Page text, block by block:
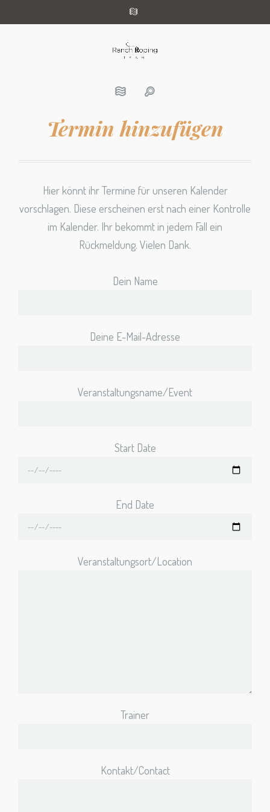
Termin hinzufügen
Hier könnt ihr Termine für unseren Kalender
vorschlagen. Diese erscheinen erst nach einer Kontrolle
im Kalender. Ihr bekommt in jedem Fall ein
Rückmeldung. Vielen Dank.
Dein Name
Deine E-Mail-Adresse
Veranstaltungsname/Event
Start Date
End Date
Veranstaltungsort/Location
Trainer
Kontakt/Contact